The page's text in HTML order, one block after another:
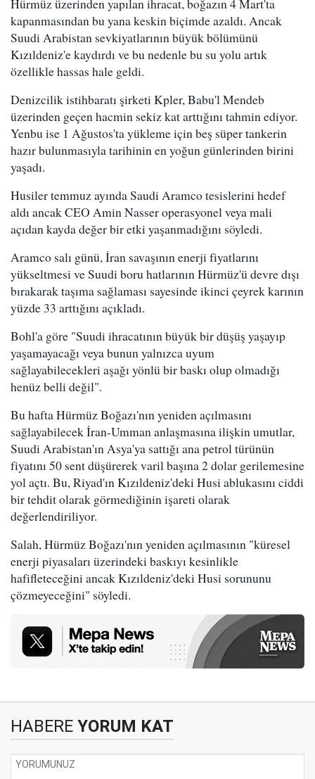
kapanmasından bu yana keskin biçimde azaldı. Ancak
Suudi Arabistan sevkiyatlarının büyük bölümünü
Kızıldeniz'e kaydırdı ve bu nedenle bu su yolu artık
özellikle hassas hale geldi.
Denizcilik istihbaratı şirketi Kpler, Babu'l Mendeb
üzerinden geçen hacmin sekiz kat arttığını tahmin ediyor.
Yenbu ise 1 Ağustos'ta yükleme için beş süper tankerin
hazır bulunmasıyla tarihinin en yoğun günlerinden birini
yaşadı.
Husiler temmuz ayında Saudi Aramco tesislerini hedef
aldı ancak CEO Amin Nasser operasyonel veya mali
açıdan kayda değer bir etki yaşanmadığını söyledi.
Aramco salı günü, İran savaşının enerji fiyatlarını
yükseltmesi ve Suudi boru hatlarının Hürmüz'ü devre dışı
bırakarak taşıma sağlaması sayesinde ikinci çeyrek karının
yüzde 33 arttığını açıkladı.
Bohl'a göre "Suudi ihracatının büyük bir düşüş yaşayıp
yaşamayacağı veya bunun yalnızca uyum
sağlayabilecekleri aşağı yönlü bir baskı olup olmadığı
henüz belli değil".
Bu hafta Hürmüz Boğazı'nın yeniden açılmasını
sağlayabilecek İran-Umman anlaşmasına ilişkin umutlar,
Suudi Arabistan'ın Asya'ya sattığı ana petrol türünün
fiyatını 50 sent düşürerek varil başına 2 dolar gerilemesine
yol açtı. Bu, Riyad'ın Kızıldeniz'deki Husi ablukasını ciddi
bir tehdit olarak görmediğinin işareti olarak
değerlendiriliyor.
Salah, Hürmüz Boğazı'nın yeniden açılmasının "küresel
enerji piyasaları üzerindeki baskıyı kesinlikle
hafifleteceğini ancak Kızıldeniz'deki Husi sorununu
çözmeyeceğini" söyledi.
HABERE YORUM KAT